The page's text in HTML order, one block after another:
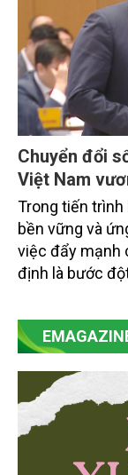
Chuyển đổi
Việt Nam
Trong tiến
bền vững và
việc đẩy mạnh
định là bước
mạnh mẽ, thúc
minh bạch hóa
then chốt là